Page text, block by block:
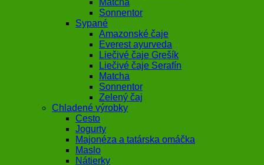
Matcha
Sonnentor
Sypané
Amazonské čaje
Everest ayurveda
Liečivé čaje Grešík
Liečivé čaje Serafín
Matcha
Sonnentor
Zelený čaj
Chladené výrobky
Cesto
Jogurty
Majonéza a tatárska omáčka
Maslo
Nátierky